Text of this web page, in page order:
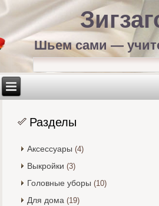
Шьем сами —
Разделы
Аксессуары (4)
Выкройки (3)
Головные уборы (10)
Для дома (19)